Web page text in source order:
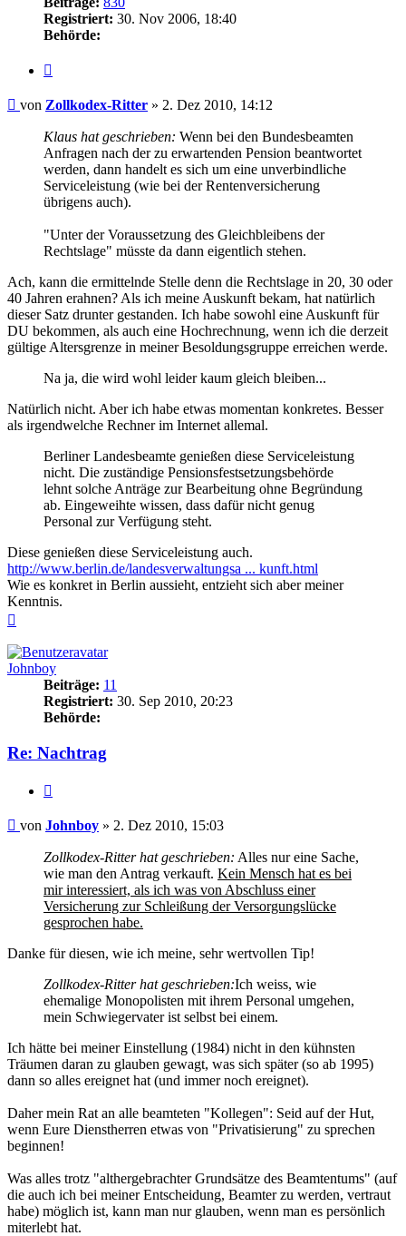
Registriert: 30. Nov 2006, 18:40
Behörde:
Beitrag
von Zollkodex-Ritter » 2. Dez 2010, 14:12
Klaus hat geschrieben: Wenn bei den Bundesbeamten
Anfragen nach der zu erwartenden Pension beantwortet
werden, dann handelt es sich um eine unverbindliche
Serviceleistung (wie bei der Rentenversicherung
übrigens auch).
"Unter der Voraussetzung des Gleichbleibens der
Rechtslage" müsste da dann eigentlich stehen.
Ach, kann die ermittelnde Stelle denn die Rechtslage in 20, 30 oder
40 Jahren erahnen? Als ich meine Auskunft bekam, hat natürlich
dieser Satz drunter gestanden. Ich habe sowohl eine Auskunft für
DU bekommen, als auch eine Hochrechnung, wenn ich die derzeit
gültige Altersgrenze in meiner Besoldungsgruppe erreichen werde.
Na ja, die wird wohl leider kaum gleich bleiben...
Natürlich nicht. Aber ich habe etwas momentan konkretes. Besser
als irgendwelche Rechner im Internet allemal.
Berliner Landesbeamte genießen diese Serviceleistung
nicht. Die zuständige Pensionsfestsetzungsbehörde
lehnt solche Anträge zur Bearbeitung ohne Begründung
ab. Eingeweihte wissen, dass dafür nicht genug
Personal zur Verfügung steht.
Diese genießen diese Serviceleistung auch.
http://www.berlin.de/landesverwaltungsa ... kunft.html
Wie es konkret in Berlin aussieht, entzieht sich aber meiner
Kenntnis.
Johnboy
Beiträge: 11
Registriert: 30. Sep 2010, 20:23
Behörde:
Re: Nachtrag
Beitrag
von Johnboy » 2. Dez 2010, 15:03
Zollkodex-Ritter hat geschrieben: Alles nur eine Sache,
wie man den Antrag verkauft. Kein Mensch hat es bei
mir interessiert, als ich was von Abschluss einer
Versicherung zur Schleißung der Versorgungslücke
gesprochen habe.
Danke für diesen, wie ich meine, sehr wertvollen Tip!
Zollkodex-Ritter hat geschrieben:Ich weiss, wie
ehemalige Monopolisten mit ihrem Personal umgehen,
mein Schwiegervater ist selbst bei einem.
Ich hätte bei meiner Einstellung (1984) nicht in den kühnsten
Träumen daran zu glauben gewagt, was sich später (so ab 1995)
dann so alles ereignet hat (und immer noch ereignet).
Daher mein Rat an alle beamteten "Kollegen": Seid auf der Hut,
wenn Eure Dienstherren etwas von "Privatisierung" zu sprechen
beginnen!
Was alles trotz "althergebrachter Grundsätze des Beamtentums" (auf
die auch ich bei meiner Entscheidung, Beamter zu werden, vertraut
habe) möglich ist, kann man nur glauben, wenn man es persönlich
miterlebt hat.